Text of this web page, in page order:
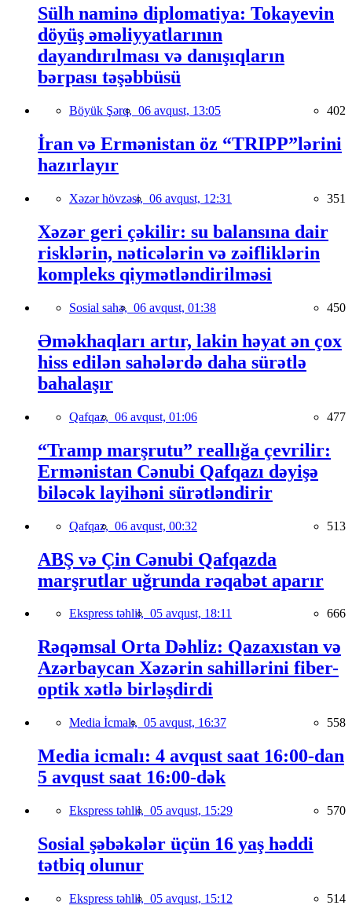
Sülh naminə diplomatiya: Tokayevin
döyüş əməliyyatlarının
dayandırılması və danışıqların
bərpası təşəbbüsü
Böyük Şərq, 06 avqust, 13:05 402
İran və Ermənistan öz “TRIPP”lərini
hazırlayır
Xəzər hövzəsi, 06 avqust, 12:31 351
Xəzər geri çəkilir: su balansına dair
risklərin, nəticələrin və zəifliklərin
kompleks qiymətləndirilməsi
Sosial sahə, 06 avqust, 01:38 450
Əməkhaqları artır, lakin həyat ən çox
hiss edilən sahələrdə daha sürətlə
bahalaşır
Qafqaz, 06 avqust, 01:06 477
“Tramp marşrutu” reallığa çevrilir:
Ermənistan Cənubi Qafqazı dəyişə
biləcək layihəni sürətləndirir
Qafqaz, 06 avqust, 00:32 513
ABŞ və Çin Cənubi Qafqazda
marşrutlar uğrunda rəqabət aparır
Ekspress təhlil, 05 avqust, 18:11 666
Rəqəmsal Orta Dəhliz: Qazaxıstan və
Azərbaycan Xəzərin sahillərini fiber-
optik xətlə birləşdirdi
Media İcmalı, 05 avqust, 16:37 558
Media icmalı: 4 avqust saat 16:00-dan
5 avqust saat 16:00-dək
Ekspress təhlil, 05 avqust, 15:29 570
Sosial şəbəkələr üçün 16 yaş həddi
tətbiq olunur
Ekspress təhlil, 05 avqust, 15:12 514